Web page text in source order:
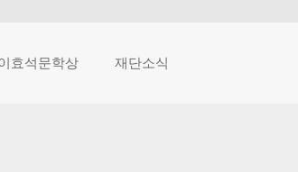
효석문학상 재단소식